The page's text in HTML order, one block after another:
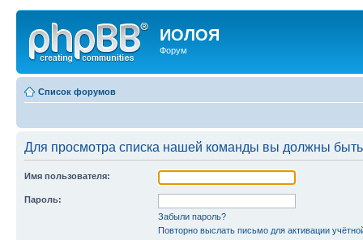
ИОЛОЯ
Форум
Список форумов
Для просмотра списка нашей команды вы должны
Имя пользователя:
Пароль:
Забыли пароль?
Повторно выслать письмо для активации